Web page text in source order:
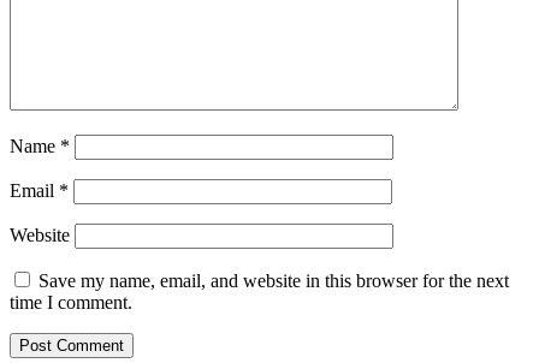
Name *
Email *
Website
Save my name, email, and website in this browser for the next
time I comment.